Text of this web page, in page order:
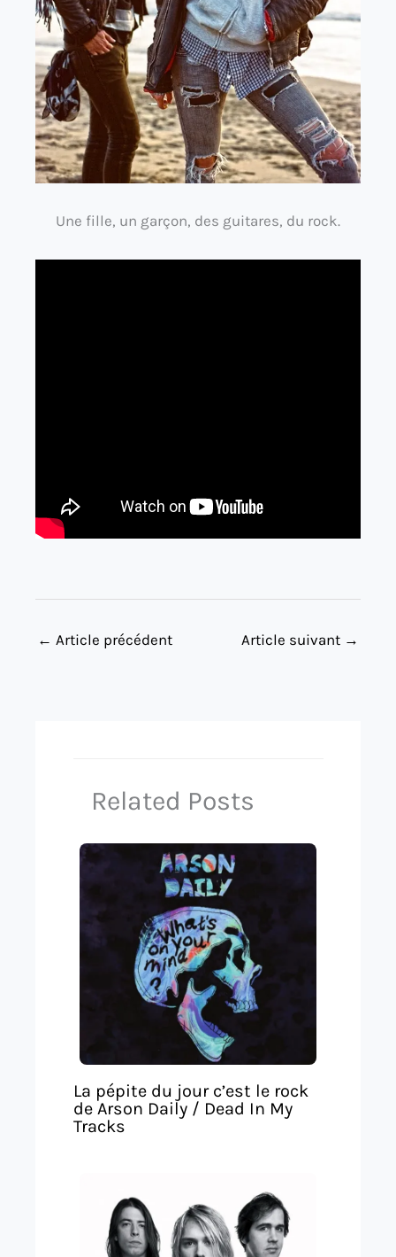
Une fille, un garçon, des guitares, du rock.
← Article précédent Article suivant →
Related Posts
La pépite du jour c’est le rock
de Arson Daily / Dead In My
Tracks